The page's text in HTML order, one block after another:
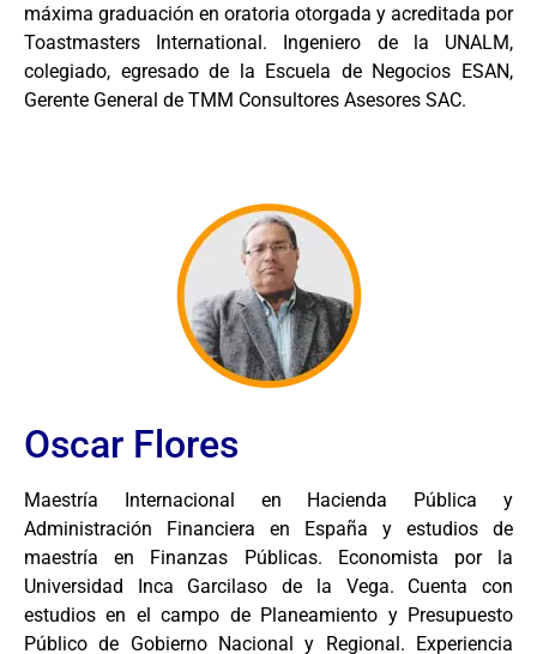
máxima graduación en oratoria otorgada y acreditada por
Toastmasters International. Ingeniero de la UNALM,
colegiado, egresado de la Escuela de Negocios ESAN,
Gerente General de TMM Consultores Asesores SAC.
Oscar Flores
Maestría Internacional en Hacienda Pública y
Administración Financiera en España y estudios de
maestría en Finanzas Públicas. Economista por la
Universidad Inca Garcilaso de la Vega. Cuenta con
estudios en el campo de Planeamiento y Presupuesto
Público de Gobierno Nacional y Regional. Experiencia